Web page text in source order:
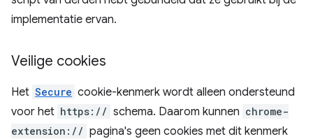
implementatie ervan.
Veilige cookies
Het Secure cookie-kenmerk wordt alleen ondersteund
voor het https:// schema. Daarom kunnen chrome-
extension:// pagina's geen cookies met dit kenmerk